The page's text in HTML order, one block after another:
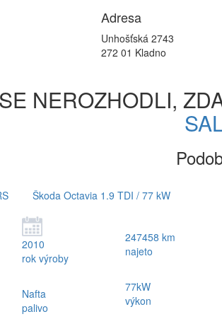
Adresa
Unhošťská 2743
272 01 Kladno
NEROZHODLI,
Škoda Octavia 1.9 TDI / 77 kW
2010
rok výroby
Nafta
palivo
247458 km
najeto
77kW
výkon